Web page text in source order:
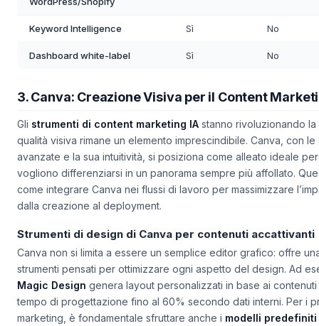
Integrazione
Glistrumenti di content marketing IAstanno rivoluzionando la
qualità visiva rimane un elemento imprescindibile. Canva, con
avanzate e la sua intuitività, si posiziona come alleato ideale
voglionodifferenziarsi in un panorama sempre più affollato.
come integrare Canva nei flussi di lavoro per massimizzare
Strumenti di design di Canva per contenuti accattivanti
Canva non si limita a essere un semplice editor grafico: offre
strumenti pensati per ottimizzare ogni aspetto del design. Ad
Magic Designgenera layout personalizzati in base ai
tempo di progettazione fino al 60% secondo dati interni. Per i